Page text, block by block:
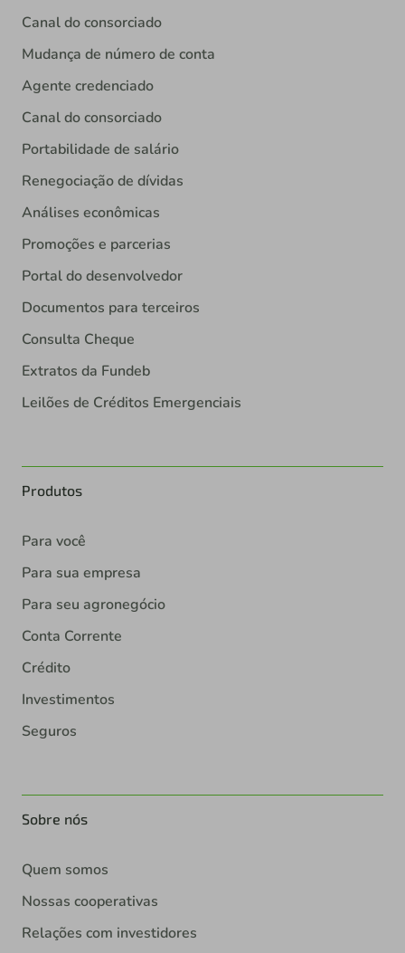
Canal do consorciado
Mudança de número de conta
Agente credenciado
Canal do consorciado
Portabilidade de salário
Renegociação de dívidas
Análises econômicas
Promoções e parcerias
Portal do desenvolvedor
Documentos para terceiros
Consulta Cheque
Extratos da Fundeb
Leilões de Créditos Emergenciais
Produtos
Para você
Para sua empresa
Para seu agronegócio
Conta Corrente
Crédito
Investimentos
Seguros
Sobre nós
Quem somos
Nossas cooperativas
Relações com investidores